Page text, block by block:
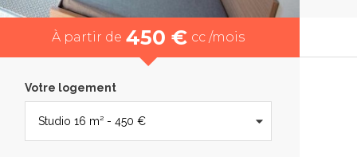
À partir de 450 € cc /mois
Votre logement